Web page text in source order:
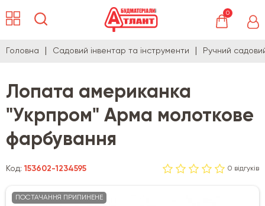
0
Головна Садовий інвентар та інструменти Ручний
Лопата американка
"Укрпром" Арма молоткове
фарбування
Код:153602-1234595 0 відгуків
ПОСТАЧАННЯ ПРИПИНЕНЕ